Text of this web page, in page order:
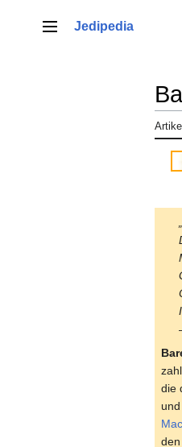
springenHauptmenü
Jedipedia
Artikel
die
den